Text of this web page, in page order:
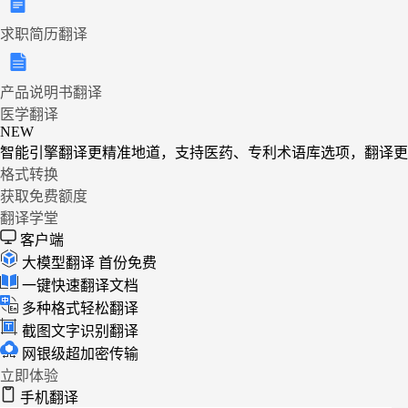
求职简历翻译
产品说明书翻译
医学翻译
NEW
智能引擎翻译更精准地道，支持医药、专利术语库选项，翻译
格式转换
获取免费额度
翻译学堂
客户端
大模型翻译 首份免费
一键快速翻译文档
多种格式轻松翻译
截图文字识别翻译
网银级超加密传输
立即体验
手机翻译